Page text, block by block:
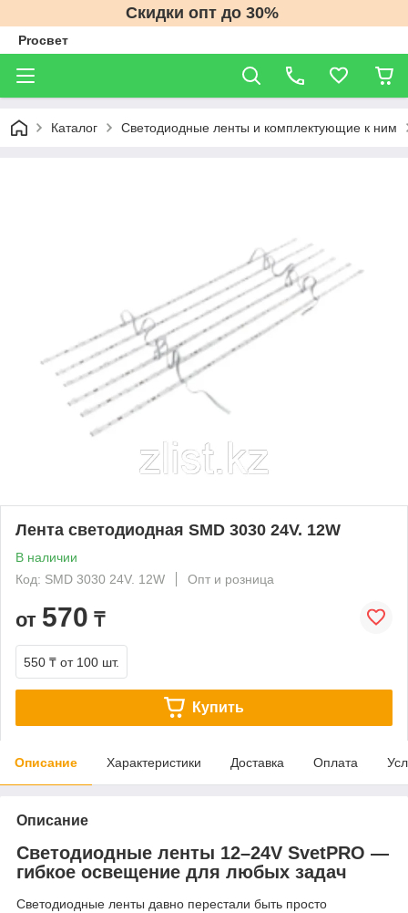
Скидки опт до 30%
Proсвет
Каталог Светодиодные ленты и комплектующие к ним
Лента светодиодная SMD 3030 24V. 12W
В наличии
Код: SMD 3030 24V. 12W
Опт и розница
от 570 ₸
550 ₸ от 100 шт.
Купить
Описание Характеристики Доставка Оплата
Описание
Светодиодные ленты 12–24V SvetPRO —
гибкое освещение для любых задач
Светодиодные ленты давно перестали быть просто